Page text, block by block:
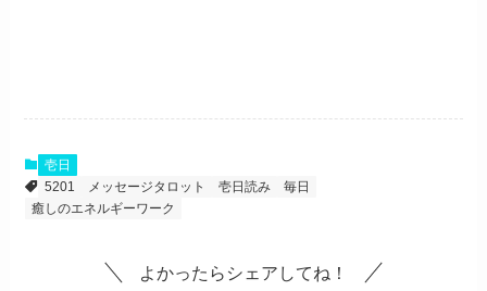
壱日
5201
メッセージタロット 壱日読み
毎日
癒しのエネルギーワーク
よかったらシェアしてね！